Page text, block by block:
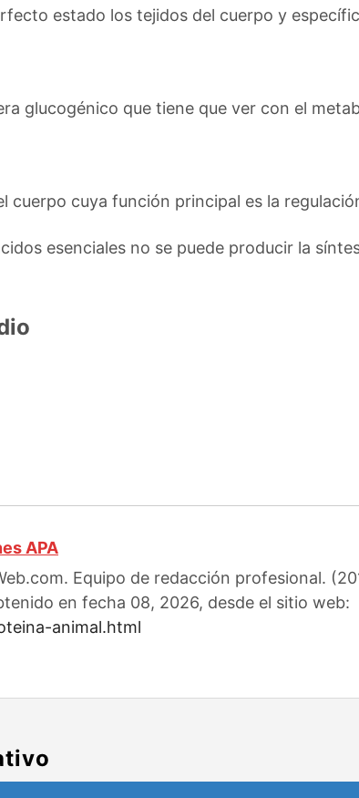
estado los tejidos del cuerpo y
glucogénico que tiene que ver con el
cuerpo cuya función principal es la
esenciales no se puede producir la
APA
Equipo de redacción profesional.
en fecha 08, 2026, desde el sitio web:
animal.html